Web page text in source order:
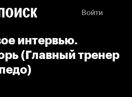
Войти
интервью.
(Главный тренер